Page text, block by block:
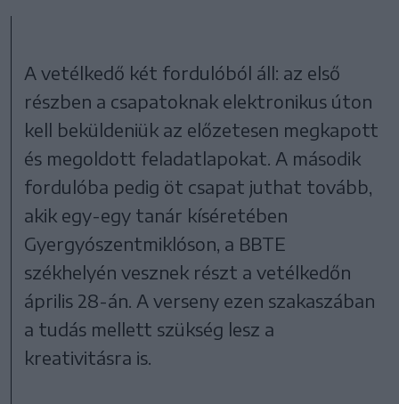
A vetélkedő két fordulóból áll: az első
részben a csapatoknak elektronikus úton
kell beküldeniük az előzetesen megkapott
és megoldott feladatlapokat. A második
fordulóba pedig öt csapat juthat tovább,
akik egy-egy tanár kíséretében
Gyergyószentmiklóson, a BBTE
székhelyén vesznek részt a vetélkedőn
április 28-án. A verseny ezen szakaszában
a tudás mellett szükség lesz a
kreativitásra is.